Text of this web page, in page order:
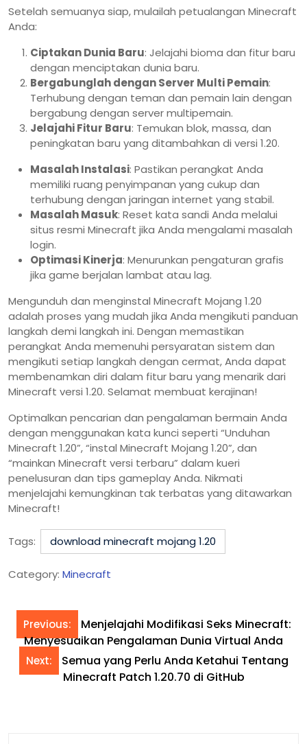
Setelah semuanya siap, mulailah petualangan Minecraft
Anda:
Ciptakan Dunia Baru: Jelajahi bioma dan fitur baru
dengan menciptakan dunia baru.
Bergabunglah dengan Server Multi Pemain:
Terhubung dengan teman dan pemain lain dengan
bergabung dengan server multipemain.
Jelajahi Fitur Baru: Temukan blok, massa, dan
peningkatan baru yang ditambahkan di versi 1.20.
Masalah Instalasi: Pastikan perangkat Anda
memiliki ruang penyimpanan yang cukup dan
terhubung dengan jaringan internet yang stabil.
Masalah Masuk: Reset kata sandi Anda melalui
situs resmi Minecraft jika Anda mengalami masalah
login.
Optimasi Kinerja: Menurunkan pengaturan grafis
jika game berjalan lambat atau lag.
Mengunduh dan menginstal Minecraft Mojang 1.20
adalah proses yang mudah jika Anda mengikuti panduan
langkah demi langkah ini. Dengan memastikan
perangkat Anda memenuhi persyaratan sistem dan
mengikuti setiap langkah dengan cermat, Anda dapat
membenamkan diri dalam fitur baru yang menarik dari
Minecraft versi 1.20. Selamat membuat kerajinan!
Optimalkan pencarian dan pengalaman bermain Anda
dengan menggunakan kata kunci seperti “Unduhan
Minecraft 1.20”, “instal Minecraft Mojang 1.20”, dan
“mainkan Minecraft versi terbaru” dalam kueri
penelusuran dan tips gameplay Anda. Nikmati
menjelajahi kemungkinan tak terbatas yang ditawarkan
Minecraft!
Tags: download minecraft mojang 1.20
Category: Minecraft
Previous:
Menjelajahi Modifikasi Seks Minecraft:
Menyesuaikan Pengalaman Dunia Virtual Anda
Next:
Semua yang Perlu Anda Ketahui Tentang
Minecraft Patch 1.20.70 di GitHub